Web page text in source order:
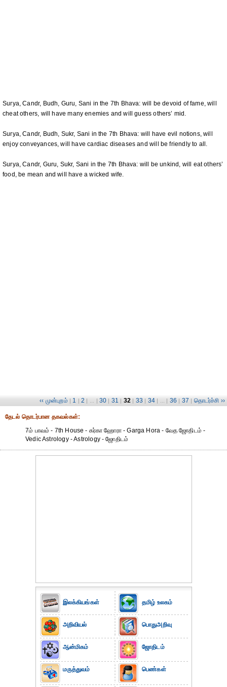
Surya, Candr, Budh, Guru, Sani in the 7th Bhava: will be devoid of fame, will
cheat others, will have many enemies and will guess others’ mid.
Surya, Candr, Budh, Sukr, Sani in the 7th Bhava: will have evil notions, will
enjoy conveyances, will have cardiac diseases and will be friendly to all.
Surya, Candr, Guru, Sukr, Sani in the 7th Bhava: will be unkind, will eat others’
food, be mean and will have a wicked wife.
‹‹ முன்புறம் | 1 | 2 | ... | 30 | 31 | 32 | 33 | 34 | ... | 36 | 37 | தொடர்ச்சி ››
தேட‌ல் தொட‌ர்பான தகவ‌ல்க‌ள்:
7ம் பாவம் - 7th House - கர்கா ஹோரா - Garga Hora - வேத ஜோதிடம் -
Vedic Astrology - Astrology - ஜோதிடம்
இலக்கியங்கள்
அறிவியல்
ஆன்மிகம்
மருத்துவம்
தமிழ் உலகம்
பொதுஅறிவு
ஜோதிடம்
பெண்கள்